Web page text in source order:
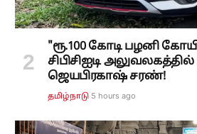
"ரூ.100 கோடி பழனி
சிபிசிஐடி
ஜெயபிரகாஷ் சரண்!
தமிழ்நாடு 5 hours ago